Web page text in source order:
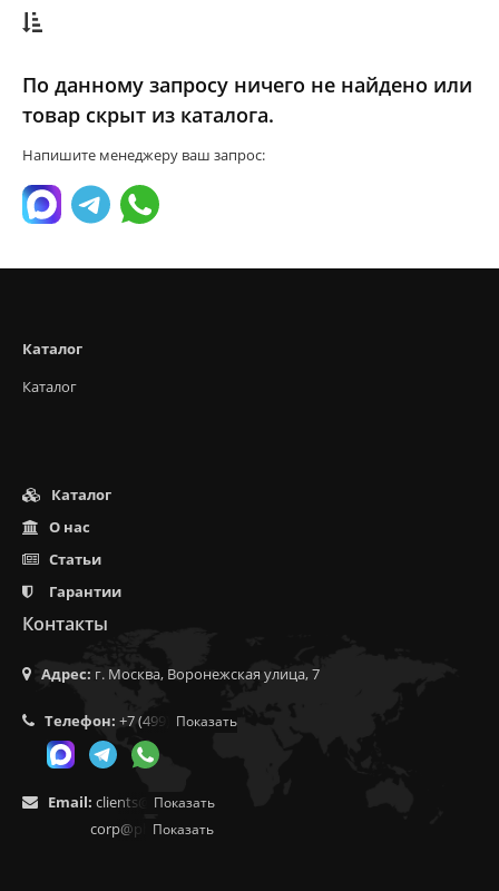
По данному запросу ничего не найдено или
товар скрыт из каталога.
Напишите менеджеру ваш запрос:
Каталог
Каталог
Каталог
О нас
Статьи
Гарантии
Контакты
Адрес: г. Москва, Воронежская улица, 7
Телефон: +7 (499) 350-55-05
Показать
Email: clients@f9.market
Показать
corp@phoenix9.ru
Показать